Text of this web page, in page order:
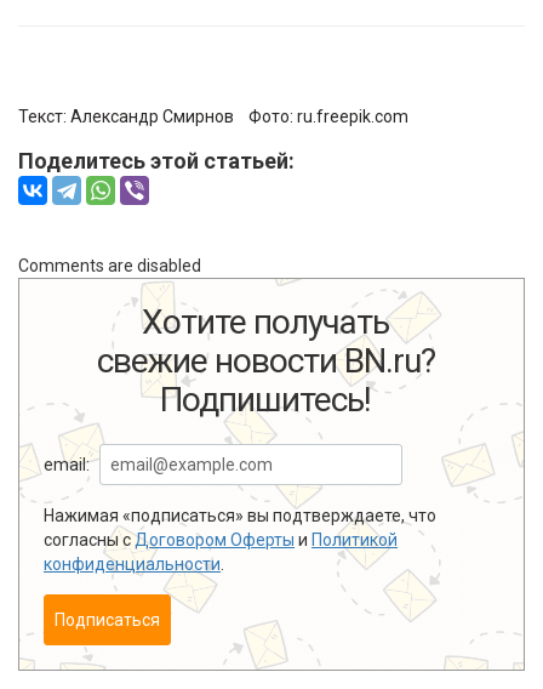
Текст: Александр Смирнов Фото: ru.freepik.com
Поделитесь этой статьей:
Comments are disabled
Хотите получать
свежие новости BN.ru?
Подпишитесь!
email:
Нажимая «подписаться» вы подтверждаете, что
согласны сДоговором Оферты и Политикой
конфиденциальности
Подписаться